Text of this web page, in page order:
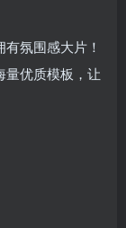
氛围感大片！
量优质模板，让